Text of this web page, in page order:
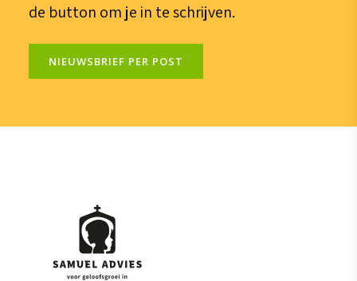
de button om je in te schrijven.
NIEUWSBRIEF PER POST